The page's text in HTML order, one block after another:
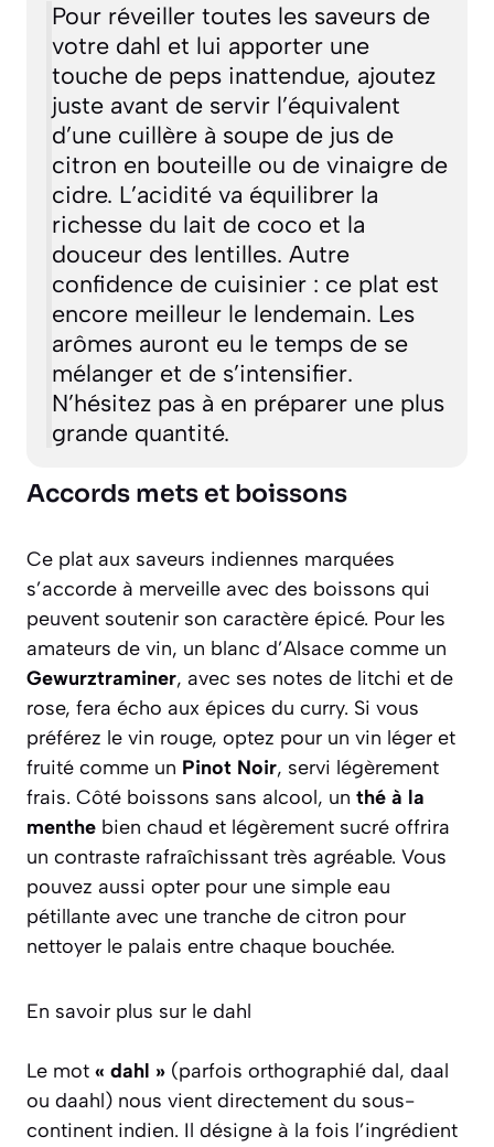
Pour réveiller toutes les saveurs de
votre dahl et lui apporter une
touche de peps inattendue, ajoutez
juste avant de servir l’équivalent
d’une cuillère à soupe de jus de
citron en bouteille ou de vinaigre de
cidre. L’acidité va équilibrer la
richesse du lait de coco et la
douceur des lentilles. Autre
confidence de cuisinier : ce plat est
encore meilleur le lendemain. Les
arômes auront eu le temps de se
mélanger et de s’intensifier.
N’hésitez pas à en préparer une plus
grande quantité.
Accords mets et boissons
Ce plat aux saveurs indiennes marquées
s’accorde à merveille avec des boissons qui
peuvent soutenir son caractère épicé. Pour les
amateurs de vin, un blanc d’Alsace comme un
Gewurztraminer, avec ses notes de litchi et de
rose, fera écho aux épices du curry. Si vous
préférez le vin rouge, optez pour un vin léger et
fruité comme un Pinot Noir, servi légèrement
frais. Côté boissons sans alcool, un thé à la
menthe bien chaud et légèrement sucré offrira
un contraste rafraîchissant très agréable. Vous
pouvez aussi opter pour une simple eau
pétillante avec une tranche de citron pour
nettoyer le palais entre chaque bouchée.
En savoir plus sur le dahl
Le mot « dahl » (parfois orthographié dal, daal
ou daahl) nous vient directement du sous-
continent indien. Il désigne à la fois l’ingrédient